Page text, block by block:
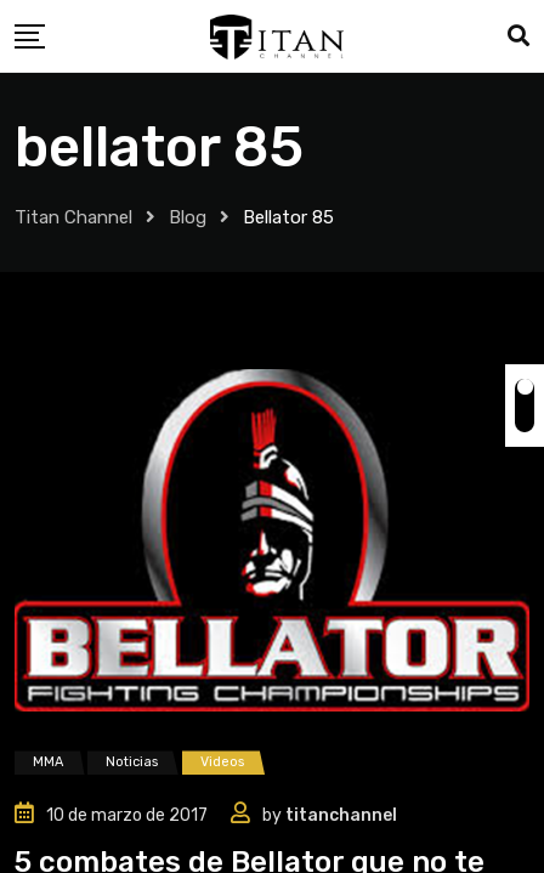
bellator 85
Titan Channel Blog Bellator 85
MMA Noticias Videos
10 de marzo de 2017 by titanchannel
5 combates de Bellator que no te